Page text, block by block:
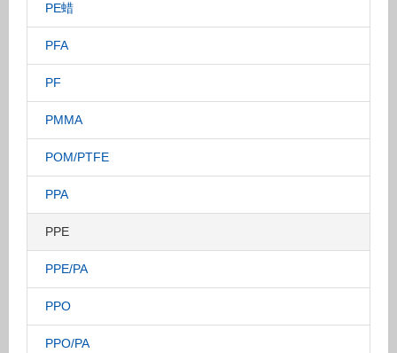
PE蜡
PFA
PF
PMMA
POM/PTFE
PPA
PPE
PPE/PA
PPO
PPO/PA